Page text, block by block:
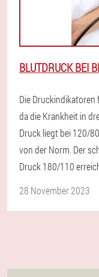
BLUTDRUCK BEI
Die
da die Krankheit in
Druck liegt bei 120/
von der Norm. Der
Druck 180/110
28 November 2023